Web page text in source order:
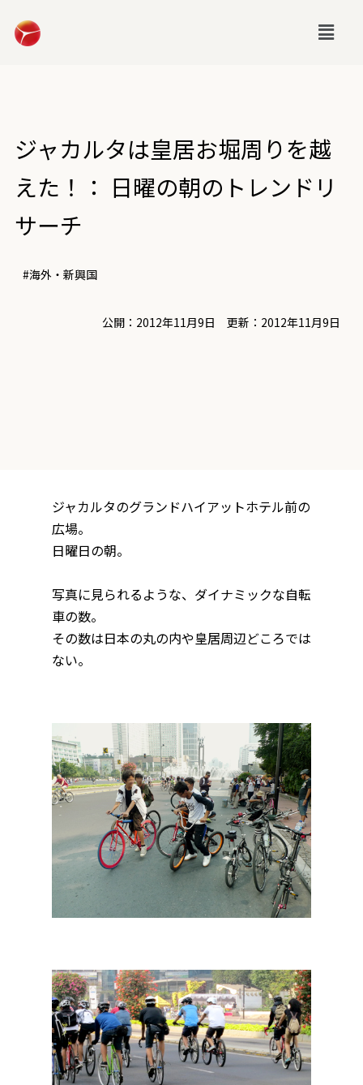
ジャカルタは皇居お堀周りを越
えた！： 日曜の朝のトレンドリ
サーチ
#海外・新興国
公開：2012年11月9日 更新：2012年11月9日
ジャカルタのグランドハイアットホテル前の
広場。
日曜日の朝。
写真に見られるような、ダイナミックな自転
車の数。
その数は日本の丸の内や皇居周辺どころでは
ない。